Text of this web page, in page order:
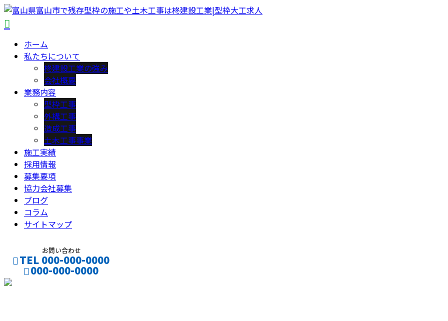
ホーム
私たちについて
柊建設工業の強み
会社概要
業務内容
型枠工事
外構工事
造成工事
土木工事事業
施工実績
採用情報
募集要項
協力会社募集
ブログ
コラム
サイトマップ
お問い合わせ
TEL 000-000-0000
000-000-0000